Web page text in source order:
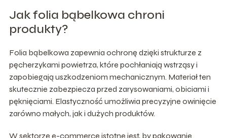
Jak folia bąbelkowa chroni
produkty?
Folia bąbelkowa zapewnia ochronę dzięki strukturze z
pęcherzykami powietrza, które pochłaniają wstrząsy i
zapobiegają uszkodzeniom mechanicznym. Materiał ten
skutecznie zabezpiecza przed zarysowaniami, obiciami i
pęknięciami. Elastyczność umożliwia precyzyjne owinięcie
zarówno małych, jak i dużych produktów.
W sektorze e-commerce istotne jest, by pakowanie